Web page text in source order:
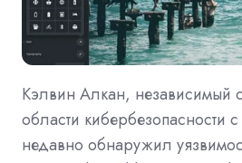
Кэлвин Алкан, независимый
области кибербезопасности
недавно обнаружил